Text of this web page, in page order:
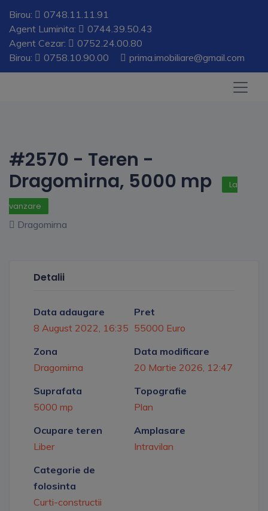
Birou:
0748.11.11.91
Agent Luminita:
0744.39.50.43
Agent Cezar:
0752.24.00.80
Birou:
0758.10.90.00 prima.imobiliare@gmail.com
#2570 - Teren -
Dragomirna, 5000 mp
La
vanzare
Dragomirna
Detalii
Data adaugare
8 August 2022, 16:35
Pret
55000 Euro
Zona
Dragomirna
Data modificare
20 Martie 2026, 12:47
Suprafata
5000 mp
Topografie
Plan
Ocupare teren
Liber
Amplasare
Intravilan
Categorie de
folosinta
Curti-constructii